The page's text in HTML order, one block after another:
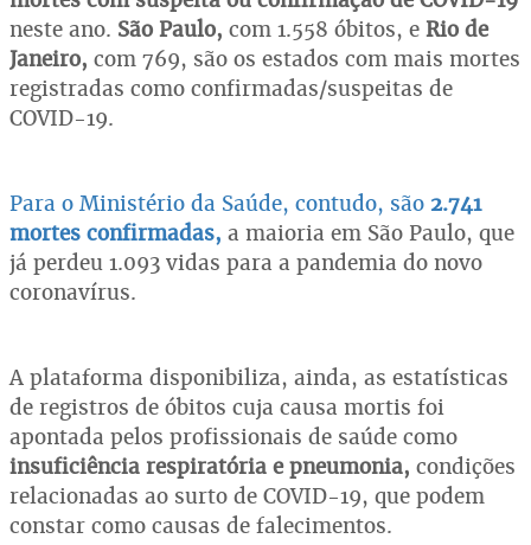
neste ano. São Paulo, com 1.558 óbitos, e Rio de
Janeiro, com 769, são os estados com mais mortes
registradas como confirmadas/suspeitas de
COVID-19.
Para o Ministério da Saúde, contudo, são 2.741
mortes confirmadas, a maioria em São Paulo, que
já perdeu 1.093 vidas para a pandemia do novo
coronavírus.
A plataforma disponibiliza, ainda, as estatísticas
de registros de óbitos cuja causa mortis foi
apontada pelos profissionais de saúde como
insuficiência respiratória e pneumonia, condições
relacionadas ao surto de COVID-19, que podem
constar como causas de falecimentos.